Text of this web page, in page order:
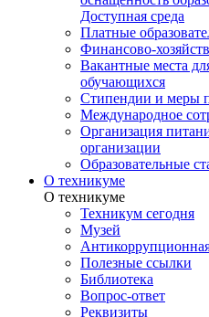
Доступная среда
Платные
Финансово-
Вакантные места
обучающихся
Стипендии и меры
Международное
Организация
организации
Образовательные
О техникуме
О техникуме
Техникум сегодня
Музей
Полезные ссылки
Библиотека
Вопрос-ответ
Реквизиты